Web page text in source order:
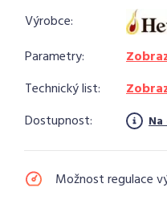
Výrobce:
Parametry:
Technický list:
Dostupnost:
Možnost regulace